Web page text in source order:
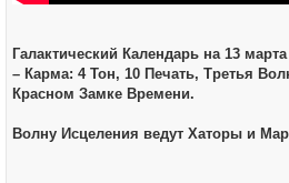
Галактический Календарь на 13
– Карма: 4 Тон, 10 Печать, Третья
Красном Замке Времени.
Волну Исцеления ведут Хаторы и